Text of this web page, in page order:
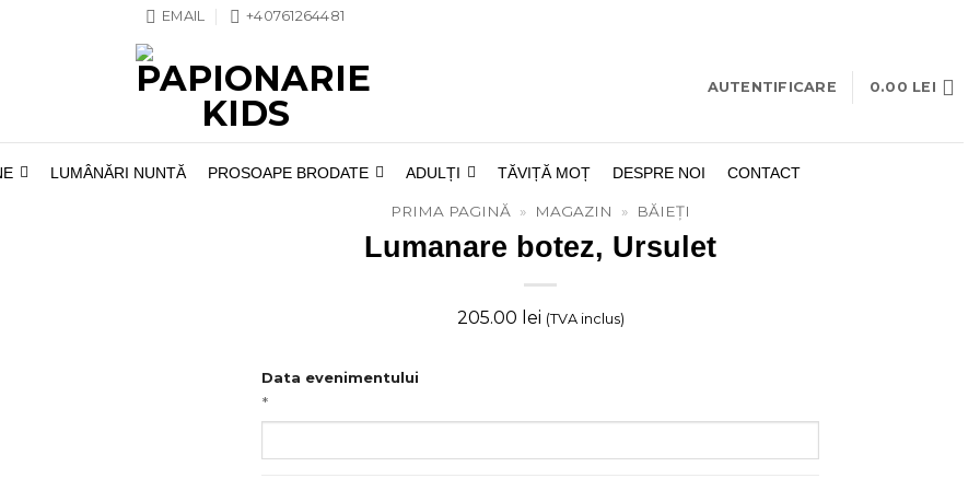
EMAIL +40761264481
AUTENTIFICARE 0.00 LEI
LUMÂNĂRI NUNTĂ PROSOAPE BRODATE ADULȚI TĂVIȚĂ MOȚ DESPRE NOI CONTACT
PRIMA PAGINĂ » MAGAZIN » BĂIEȚI
Lumanare botez, Ursulet
205.00 lei (TVA inclus)
Data evenimentului
*